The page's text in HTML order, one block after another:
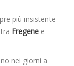
più insistente
Fregene e
nei giorni a